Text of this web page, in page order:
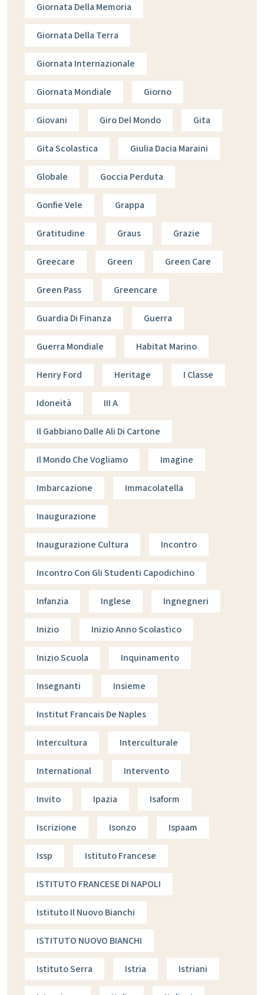
Giornata Della Memoria
Giornata Della Terra
Giornata Internazionale
Giornata Mondiale Giorno
Giovani Giro Del Mondo Gita
Gita Scolastica Giulia Dacia Maraini
Globale Goccia Perduta
Gonfie Vele Grappa
Gratitudine Graus Grazie
Greecare Green Green Care
Green Pass Greencare
Guardia Di Finanza Guerra
Guerra Mondiale Habitat Marino
Henry Ford Heritage I Classe
Idoneità III A
Il Gabbiano Dalle Ali Di Cartone
Il Mondo Che Vogliamo Imagine
Imbarcazione Immacolatella
Inaugurazione
Inaugurazione Cultura Incontro
Incontro Con Gli Studenti Capodichino
Infanzia Inglese Ingnegneri
Inizio Inizio Anno Scolastico
Inizio Scuola Inquinamento
Insegnanti Insieme
Institut Francais De Naples
Intercultura Interculturale
International Intervento
Invito Ipazia Isaform
Iscrizione Isonzo Ispaam
Issp Istituto Francese
ISTITUTO FRANCESE DI NAPOLI
Istituto Il Nuovo Bianchi
ISTITUTO NUOVO BIANCHI
Istituto Serra Istria Istriani